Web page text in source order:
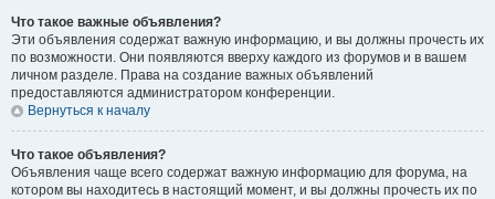
Что такое важные объявления?
Эти объявления содержат важную информацию, и вы должны прочесть их
по возможности. Они появляются вверху каждого из форумов и в вашем
личном разделе. Права на создание важных объявлений
предоставляются администратором конференции.
Вернуться к началу
Что такое объявления?
Объявления чаще всего содержат важную информацию для форума, на
котором вы находитесь в настоящий момент, и вы должны прочесть их по